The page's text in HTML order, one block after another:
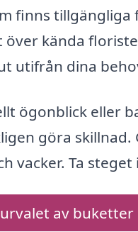
finns tillgängliga
över kända
utifrån dina
ögonblick eller
göra
vacker. Ta
urvalet av buketter